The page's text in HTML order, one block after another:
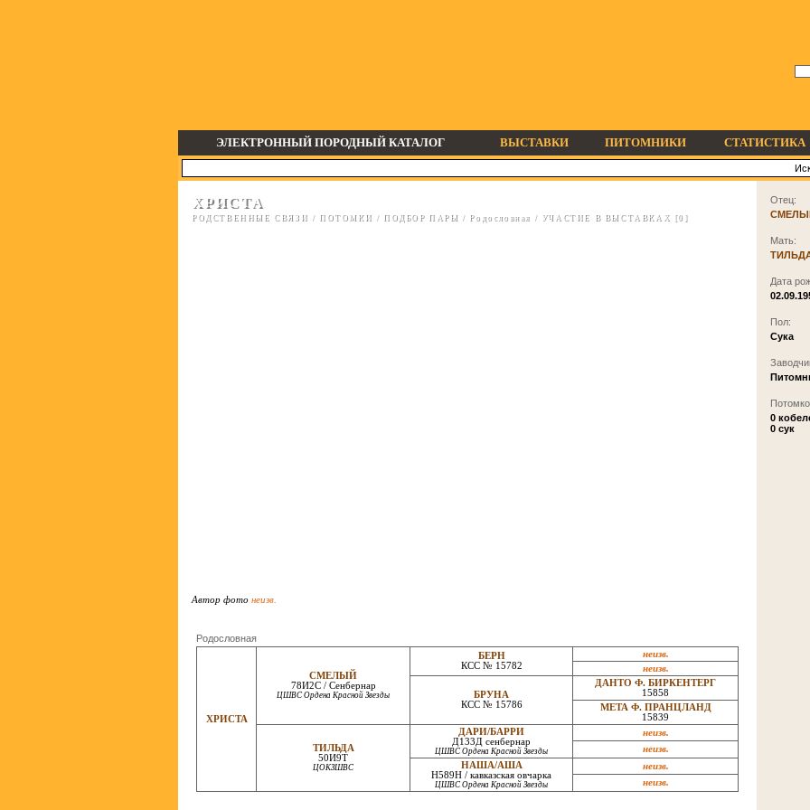
ЭЛЕКТРОННЫЙ ПОРОДНЫЙ КАТАЛОГ ВЫСТАВКИ ПИТОМНИКИ СТАТИСТИКА
ХРИСТА
РОДСТВЕННЫЕ СВЯЗИ / ПОТОМКИ / ПОДБОР ПАРЫ / Родословная / УЧАСТИЕ В ВЫСТАВКАХ [0]
Автор фото неизв.
Родословная
ХРИСТА
СМЕЛЫЙ
78И2С / Сенбернар
ЦШВС Ордена Красной Звезды
БЕРН
КСС № 15782
неизв.
неизв.
БРУНА
КСС № 15786
ДАНТО Ф. БИРКЕНТЕРГ
15858
МЕТА Ф. ПРАНЦЛАНД
15839
ТИЛЬДА
50И9Т
ЦОКЗШВС
ДАРИ/БАРРИ
Д133Д сенбернар
ЦШВС Ордена Красной Звезды
неизв.
неизв.
НАША/АША
Н589Н / кавказская овчарка
ЦШВС Ордена Красной Звезды
неизв.
неизв.
Отец:
Мать:
Дата
Пол:
Сука
0
0 сук